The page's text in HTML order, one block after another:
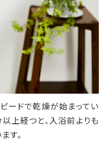
ードで乾燥が始まってい
上経つと、入浴前よりも
す。